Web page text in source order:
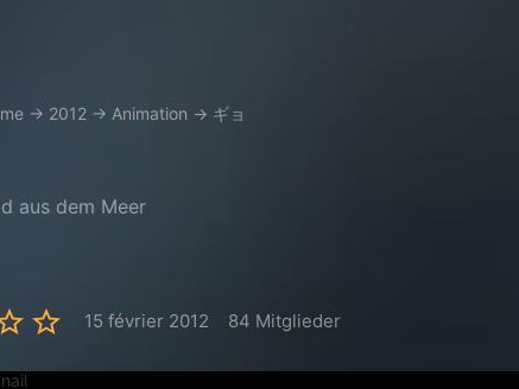
→ 2012 → Animation → ギョ
aus dem Meer
15 février 2012 84 Mitglieder